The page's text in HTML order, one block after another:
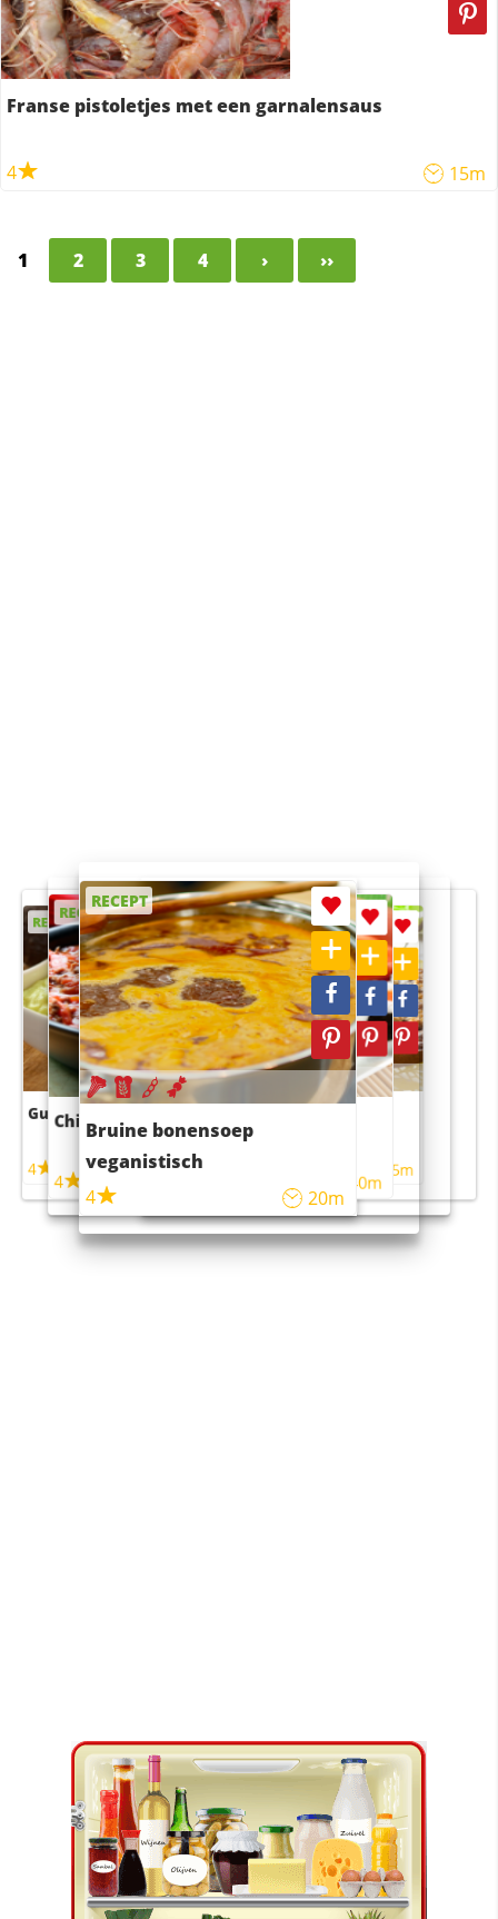
Franse pistoletjes met een garnalensaus
4 15m
1 2 3 4 › ››
RECEPT
Guacamole
4
RECEPT
Chili con carne
4 45m
RECEPT
Bruine bonensoep
veganistisch
4
20m
RECEPT
Sushi rijstsalade
maaltijdsalade
40m
RECEPT
4 55m